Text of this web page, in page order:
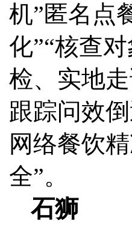
机”匿名点
化”“核查
检、实地
跟踪问效
网络餐饮
全”。
石狮